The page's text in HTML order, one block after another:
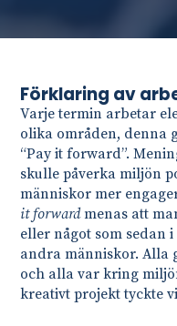
Förklaring av
Varje termin arbetar
olika områden, denna
“Pay it forward”.
skulle påverka miljön
människor mer
it forwardmenas att
eller något som sedan
andra människor. Alla
och alla var kring
kreativt projekt tyckte